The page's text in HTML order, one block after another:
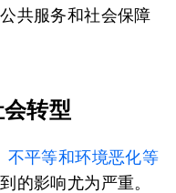
共服务和社会保障
转型
不平等和环境恶化等
的影响尤为严重。